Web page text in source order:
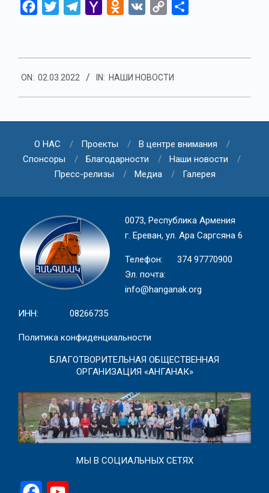
Facebook
Twitter Telegram
Yahoo
Odnoklassniki
VK
Copy
03-
02
ON: 02.03.2022 IN: НАШИ НОВОСТИ
О НАС Проекты
В центре внимания
Спонсоры
Благодарности
Наши новости
Пресс-релизы
Медиа Галерея
0073, Республика Армения
г. Ереван, ул. Ара Саргсяна 6
Телефон: 374 97770900
Эл. почта:
info@hanganak.org
ИНН: 08266735
Политика конфиденциальности
БЛАГОТВОРИТЕЛЬНАЯ ОБЩЕСТВЕННАЯ
ОРГАНИЗАЦИЯ «АНГАНАК»
МЫ В СОЦИАЛЬНЫХ СЕТЯХ